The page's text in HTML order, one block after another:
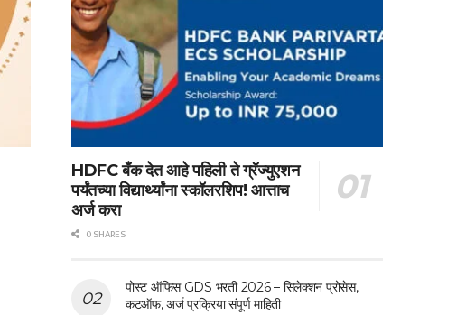
HDFC बँक देत आहे पहिली ते ग्रॅज्युएशन
पर्यंतच्या विद्यार्थ्यांना स्कॉलरशिप! आत्ताच
अर्ज करा
0 SHARES
पोस्ट ऑफिस GDS भरती 2026 – सिलेक्शन प्रोसेस,
कटऑफ, अर्ज प्रक्रिया संपूर्ण माहिती